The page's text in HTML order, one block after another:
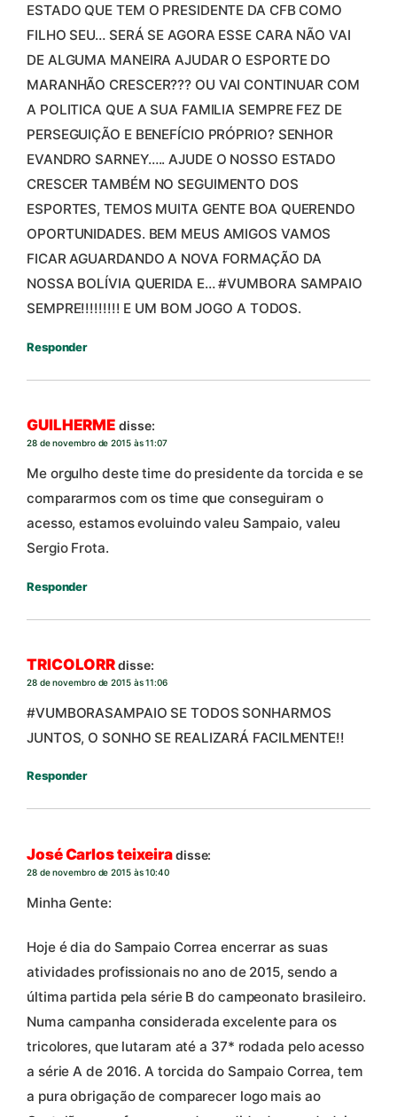
ESTADO QUE TEM O PRESIDENTE DA CFB COMO
FILHO SEU… SERÁ SE AGORA ESSE CARA NÃO VAI
DE ALGUMA MANEIRA AJUDAR O ESPORTE DO
MARANHÃO CRESCER??? OU VAI CONTINUAR COM
A POLITICA QUE A SUA FAMILIA SEMPRE FEZ DE
PERSEGUIÇÃO E BENEFÍCIO PRÓPRIO? SENHOR
EVANDRO SARNEY….. AJUDE O NOSSO ESTADO
CRESCER TAMBÉM NO SEGUIMENTO DOS
ESPORTES, TEMOS MUITA GENTE BOA QUERENDO
OPORTUNIDADES. BEM MEUS AMIGOS VAMOS
FICAR AGUARDANDO A NOVA FORMAÇÃO DA
NOSSA BOLÍVIA QUERIDA E… #VUMBORA SAMPAIO
SEMPRE!!!!!!!!! E UM BOM JOGO A TODOS.
Responder
GUILHERME disse:
28 de novembro de 2015 às 11:07
Me orgulho deste time do presidente da torcida e se
compararmos com os time que conseguiram o
acesso, estamos evoluindo valeu Sampaio, valeu
Sergio Frota.
Responder
TRICOLORRdisse:
28 de novembro de 2015 às 11:06
#VUMBORASAMPAIO SE TODOS SONHARMOS
JUNTOS, O SONHO SE REALIZARÁ FACILMENTE!!
Responder
José Carlos teixeiradisse:
28 de novembro de 2015 às 10:40
Minha Gente:
Hoje é dia do Sampaio Correa encerrar as suas
atividades profissionais no ano de 2015, sendo a
última partida pela série B do campeonato brasileiro.
Numa campanha considerada excelente para os
tricolores, que lutaram até a 37* rodada pelo acesso
a série A de 2016. A torcida do Sampaio Correa, tem
a pura obrigação de comparecer logo mais ao